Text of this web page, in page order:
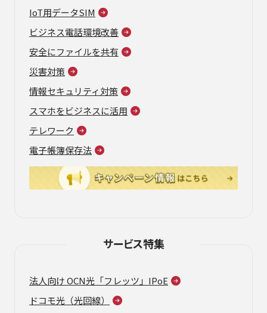
IoT用データSIM
ビジネス電話環境改善
安全にファイルを共有
災害対策
情報セキュリティ対策
スマホをビジネスに活用
テレワーク
電子帳簿保存法
サービス特集
法人向け OCN光「フレッツ」IPoE
ドコモ光（光回線）